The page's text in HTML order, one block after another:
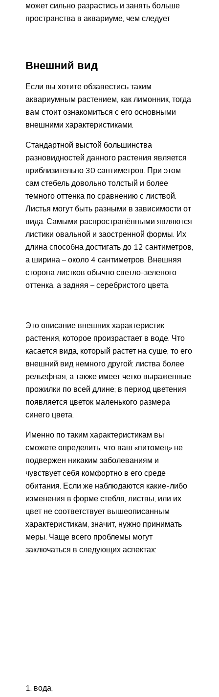
может сильно разрастись и занять больше
пространства в аквариуме, чем следует
Внешний вид
Если вы хотите обзавестись таким
аквариумным растением, как лимонник, тогда
вам стоит ознакомиться с его основными
внешними характеристиками.
Стандартной выстой большинства
разновидностей данного растения является
приблизительно 30 сантиметров. При этом
сам стебель довольно толстый и более
темного оттенка по сравнению с листвой.
Листья могут быть разными в зависимости от
вида. Самыми распространёнными являются
листики овальной и заостренной формы. Их
длина способна достигать до 12 сантиметров,
а ширина – около 4 сантиметров. Внешняя
сторона листков обычно светло-зеленого
оттенка, а задняя – серебристого цвета.
Это описание внешних характеристик
растения, которое произрастает в воде. Что
касается вида, который растет на суше, то его
внешний вид немного другой: листва более
рельефная, а также имеет четко выраженные
прожилки по всей длине; в период цветения
появляется цветок маленького размера
синего цвета.
Именно по таким характеристикам вы
сможете определить, что ваш «питомец» не
подвержен никаким заболеваниям и
чувствует себя комфортно в его среде
обитания. Если же наблюдаются какие-либо
изменения в форме стебля, листвы, или их
цвет не соответствует вышеописанным
характеристикам, значит, нужно принимать
меры. Чаще всего проблемы могут
заключаться в следующих аспектах:
вода;